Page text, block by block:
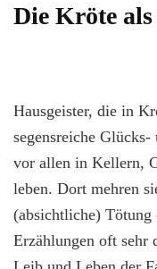
Die Kröte
Hausgeister, die in
segensreiche
vor allen in Kellern,
leben. Dort mehren
(absichtliche) Tötung
Erzählungen oft sehr